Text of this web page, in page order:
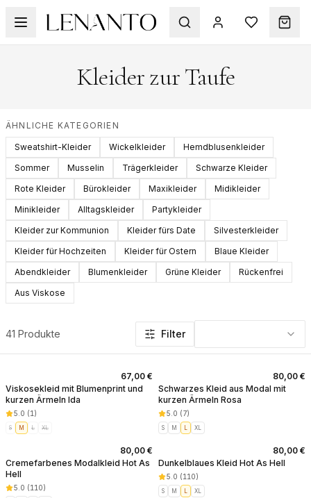
Kleider zur Taufe
ÄHNLICHE KATEGORIEN
Sweatshirt-Kleider Wickelkleider
Hemdblusenkleider
Sommer
Musselin Trägerkleider
Schwarze Kleider
Rote Kleider
Bürokleider Maxikleider
Midikleider
Minikleider
Alltagskleider
Partykleider
Kleider zur Kommunion
Kleider fürs Date
Silvesterkleider
Kleider für Hochzeiten
Kleider für Ostern
Blaue Kleider
Abendkleider
Blumenkleider Grüne Kleider
Rückenfrei
Aus Viskose
Produkte in dieser Kategorie: Kleider zur Taufe
41 Produkte Filter
67,00 €
Viskosekleid mit Blumenprint und
kurzen Ärmeln Ida
5.0 (1 )
S M L XL
80,00 €
Schwarzes Kleid aus Modal mit
kurzen Ärmeln Rosa
5.0 (7)
S M L XL
80,00 €
Cremefarbenes Modalkleid Hot As
Hell
5.0 (110)
80,00 €
Dunkelblaues Kleid Hot As Hell
5.0 (110)
S M L XL